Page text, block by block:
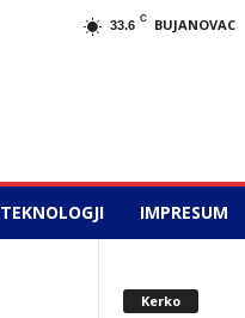
33.6 C BUJANOVAC
TEKNOLOGJI IMPRESUM
Kerko